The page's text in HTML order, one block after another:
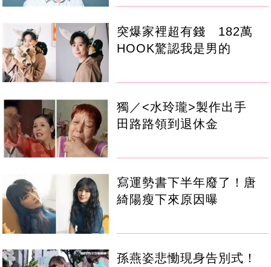
突爆家裡超有錢 182萬
HOOK驚認我是男的
獨／<水玲瓏>製作出手
田路路領到退休金
寫運勢書下半年廢了！唐
綺陽瘦下來原因曝
孫燕姿悲慟現身告別式！